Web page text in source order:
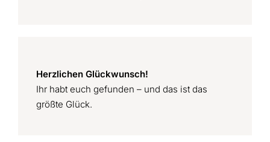
Herzlichen Glückwunsch!
Ihr habt euch gefunden – und das ist das
größte Glück.